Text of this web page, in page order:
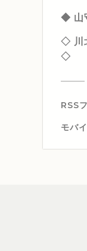
◆ 山
◇ 川
◇
RSS
モバ